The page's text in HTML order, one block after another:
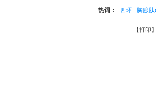
热词： 四环 胸腺肽
【打印